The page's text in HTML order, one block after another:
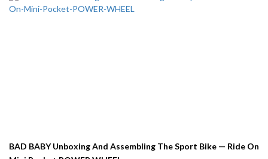
BAD BABY Unboxing And Assembling The Sport Bike — Ride On